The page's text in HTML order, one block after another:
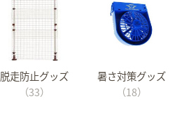
脱走防止グッズ
（33）
暑さ対策グッズ
（18）